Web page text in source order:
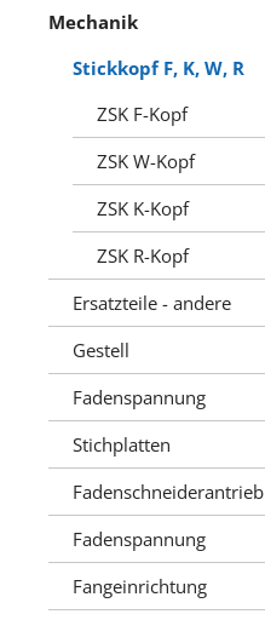
Mechanik
Stickkopf F, K, W, R
ZSK F-Kopf
ZSK W-Kopf
ZSK K-Kopf
ZSK R-Kopf
Ersatzteile - andere
Gestell
Fadenspannung
Stichplatten
Fadenschneiderantrieb
Fadenspannung
Fangeinrichtung